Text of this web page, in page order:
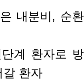
내분비, 순환
단계 환자로 방
갈 환자